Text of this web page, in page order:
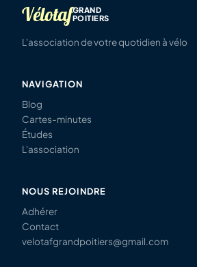
VélotafGRAND
POITIERS
L'association de votre quotidien à vélo
NAVIGATION
Blog
Cartes-minutes
Études
L'association
NOUS REJOINDRE
Adhérer
Contact
velotafgrandpoitiers@gmail.com